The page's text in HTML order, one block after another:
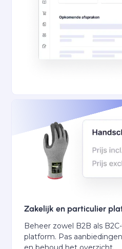
Zakelijk en particulier
Beheer zowel B2B als
platform. Pas